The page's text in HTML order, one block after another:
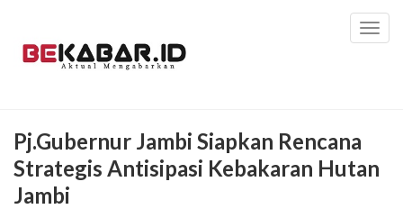
Pj.Gubernur Jambi Siapkan Rencana
Strategis Antisipasi Kebakaran Hutan
Jambi